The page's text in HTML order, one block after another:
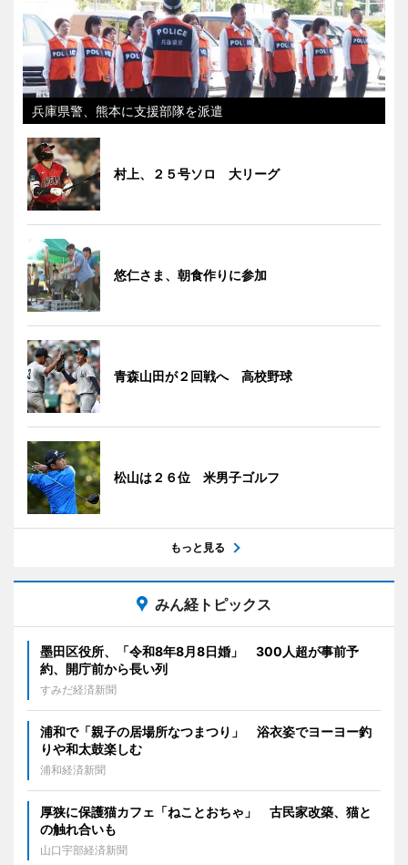
兵庫県警、熊本に支援部隊を派遣
村上、２５号ソロ 大リーグ
悠仁さま、朝食作りに参加
青森山田が２回戦へ 高校野球
松山は２６位 米男子ゴルフ
もっと見る
みん経トピックス
墨田区役所、「令和8年8月8日婚」 300人超が事前予
約、開庁前から長い列
すみだ経済新聞
浦和で「親子の居場所なつまつり」 浴衣姿でヨーヨー釣
りや和太鼓楽しむ
浦和経済新聞
厚狭に保護猫カフェ「ねことおちゃ」 古民家改築、猫と
の触れ合いも
山口宇部経済新聞